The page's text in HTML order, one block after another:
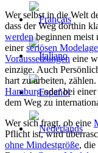
Wer selbst in die Welt
dass der Weg dorthin
werdenbeginnen meist
einerseriösen
Voraussetzungen eine
einzige. Auch
hart zu arbeiten,
Hamburgoder bei einer
dem Weg zu
Wer sich fragt, ob eine
Pflicht ist, wird
ohne Mindestgröße, die